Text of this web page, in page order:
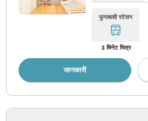
फुनाबाशी स्टेशन
3 मिनेट भित्र
जानकारी
कोबे नगरपालिका सबवे यामाते लाइन
सैतामा नयाँ शहर यातायात
नयाँ शटल (1)